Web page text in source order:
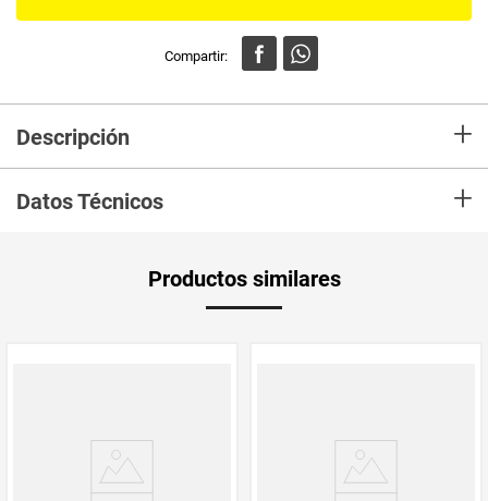
Descripción +
Datos Técnicos +
Productos similares